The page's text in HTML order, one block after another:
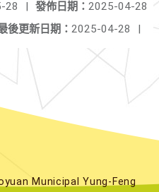
發佈日期： 2025-04-28
28
|
後更新日期： 2025-04-28 |
Municipal Yung-Feng